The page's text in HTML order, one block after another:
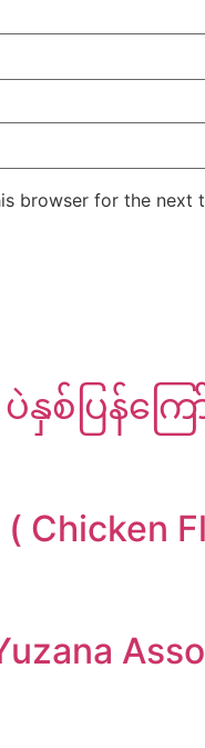
browser for the next
စ်ပြန်ကြေ